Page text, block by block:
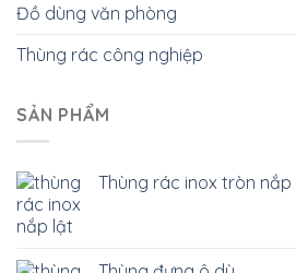
Đồ dùng văn phòng
Thùng rác công nghiệp
SẢN PHẨM
Thùng rác inox tròn nắp